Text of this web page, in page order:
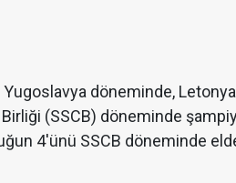
Yugoslavya döneminde,
(SSCB) döneminde
4'ünü SSCB döneminde